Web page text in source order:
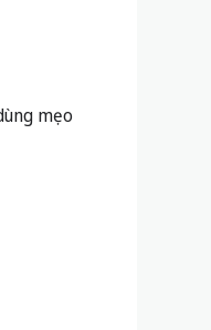
mẹo